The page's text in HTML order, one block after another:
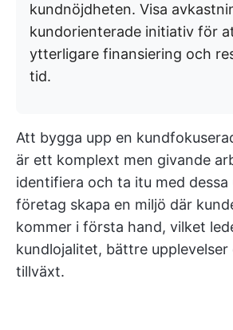
kundnöjdheten. Visa
kundorienterade initiativ för
ytterligare finansiering och
tid.
Att bygga upp en
är ett komplext men givande
identifiera och ta itu med
företag skapa en miljö där
kommer i första hand, vilket
kundlojalitet, bättre upplevelser
tillväxt.